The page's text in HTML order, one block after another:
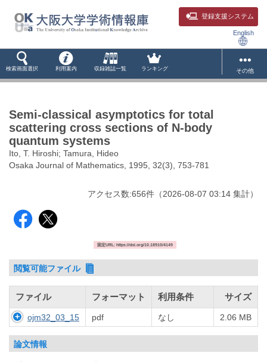
登録支援システム
English
検索画面選択 利用案内 収録雑誌一覧 ランキング その他
Semi-classical asymptotics for total
scattering cross sections of N-body
quantum systems
Ito, T. Hiroshi; Tamura, Hideo
Osaka Journal of Mathematics, 1995, 32(3), 753-781
アクセス数:656件 （2026-08-07 03:14 集計）
固定URL: https://doi.org/10.18910/4149
閲覧可能ファイル
ファイル フォーマット 利用条件 サイズ
ojm32_03_15 pdf なし 2.06 MB
論文情報